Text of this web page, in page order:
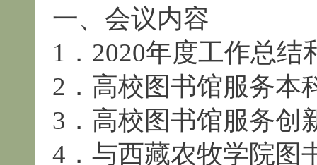
一、会议内容
1．2020年度工作总结
2．高校图书馆服务本
3．高校图书馆服务创
4．与西藏农牧学院图